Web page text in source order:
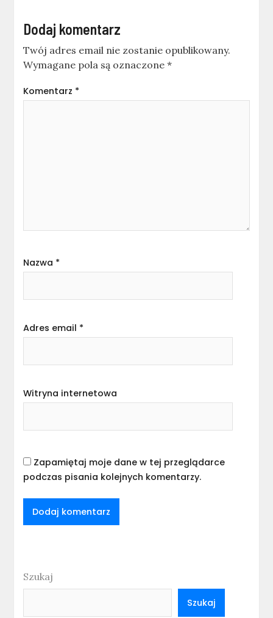
Dodaj komentarz
Twój adres email nie zostanie opublikowany.
Wymagane pola są oznaczone*
Komentarz *
Nazwa *
Adres email *
Witryna internetowa
Zapamiętaj moje dane w tej przeglądarce
podczas pisania kolejnych komentarzy.
Szukaj
Szukaj